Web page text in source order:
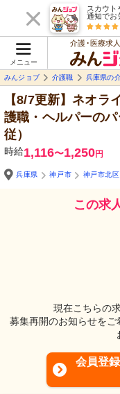
スカウト
通知でお
メニュー
介護･医療求
みんジョブ
介護職 兵庫県の
【8/7更新】ネオラ
護職・ヘルパーの
従）
時給1,116〜1,250円
兵庫県
神戸市 神戸市北区
この求
現在こちらの
募集再開のお知らせを
会員登